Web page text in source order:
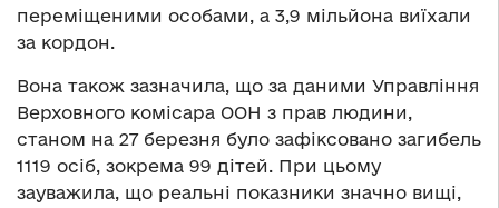
переміщеними особами, а 3,9 мільйона виїхали
за кордон.
Вона також зазначила, що за даними Управління
Верховного комісара ООН з прав людини,
станом на 27 березня було зафіксовано загибель
1119 осіб, зокрема 99 дітей. При цьому
зауважила, що реальні показники значно вищі,